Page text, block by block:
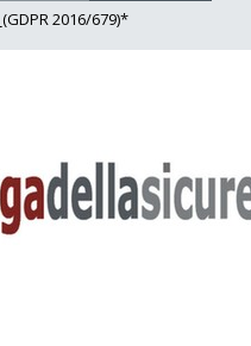
(GDPR 2016/679)*